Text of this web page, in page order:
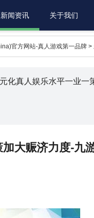
新闻资讯 关于我们
官方网站-真人游戏第一品牌 >
化真人娱乐水平一业一
大赈济力度-九